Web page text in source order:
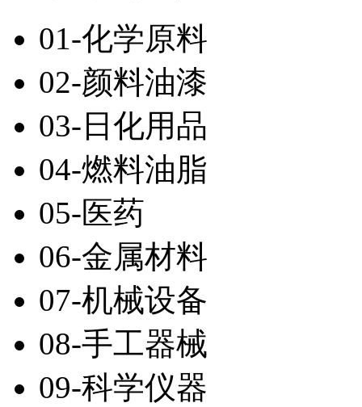
01-化学原料
02-颜料油漆
03-日化用品
04-燃料油脂
05-医药
06-金属材料
07-机械设备
08-手工器械
09-科学仪器